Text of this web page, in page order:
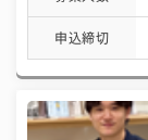
申込締切